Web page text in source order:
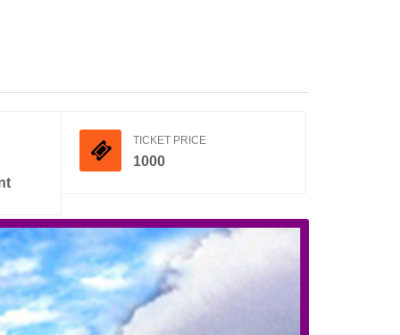
TICKET PRICE
1000